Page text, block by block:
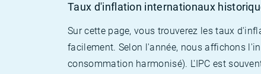
Taux d'inflation internationaux
Sur cette page, vous trouverez les taux
facilement. Selon l'année, nous affichons
consommation harmonisé). L'IPC est